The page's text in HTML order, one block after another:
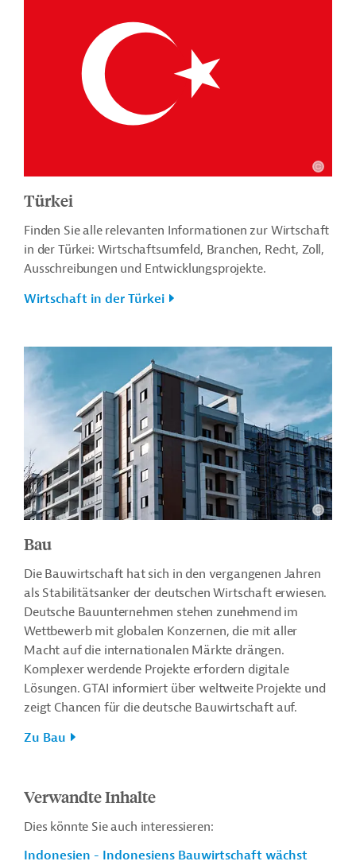
Türkei
Finden Sie alle relevanten Informationen zur Wirtschaft
in der Türkei: Wirtschaftsumfeld, Branchen, Recht, Zoll,
Ausschreibungen und Entwicklungsprojekte.
Wirtschaft in der Türkei
Bau
Die Bauwirtschaft hat sich in den vergangenen Jahren
als Stabilitätsanker der deutschen Wirtschaft erwiesen.
Deutsche Bauunternehmen stehen zunehmend im
Wettbewerb mit globalen Konzernen, die mit aller
Macht auf die internationalen Märkte drängen.
Komplexer werdende Projekte erfordern digitale
Lösungen. GTAI informiert über weltweite Projekte und
zeigt Chancen für die deutsche Bauwirtschaft auf.
Zu Bau
Verwandte Inhalte
Dies könnte Sie auch interessieren:
Indonesien - Indonesiens Bauwirtschaft wächst